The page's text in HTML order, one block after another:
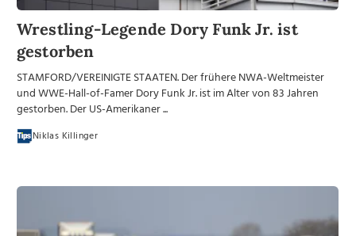
Wrestling-Legende Dory Funk Jr. ist
gestorben
STAMFORD/VEREINIGTE STAATEN. Der frühere NWA-Weltmeister
und WWE-Hall-of-Famer Dory Funk Jr. ist im Alter von 83 Jahren
gestorben. Der US-Amerikaner ...
Niklas Killinger